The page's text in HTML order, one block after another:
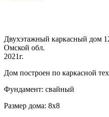
Двухэтажный каркасный дом
Омской обл.
2021г.
Дом построен по каркасной
Фундамент: свайный
Размер дома: 8х8